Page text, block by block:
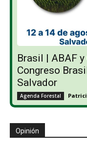
Brasil | ABAF
Congreso
Salvador
Agenda Forestal
Opinión